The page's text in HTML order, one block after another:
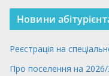
Новини
Реєстрація на
Про поселення на 2026/